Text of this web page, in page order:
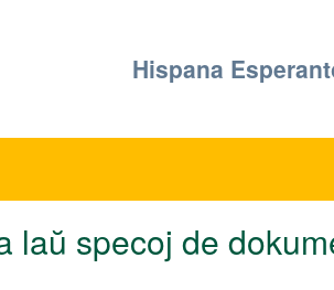
Hispana
laŭ specoj de